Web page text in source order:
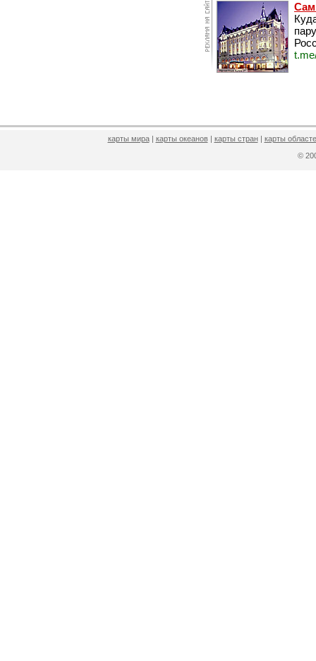
карты мира| карты океанов| карты стран| карты
©